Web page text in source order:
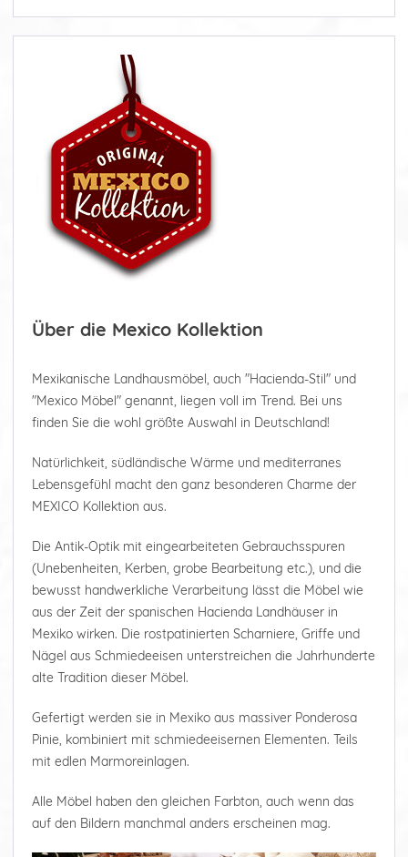
Über die Mexico Kollektion
Mexikanische Landhausmöbel, auch "Hacienda-Stil" und
"Mexico Möbel" genannt, liegen voll im Trend. Bei uns
finden Sie die wohl größte Auswahl in Deutschland!
Natürlichkeit, südländische Wärme und mediterranes
Lebensgefühl macht den ganz besonderen Charme der
MEXICO Kollektion aus.
Die Antik-Optik mit eingearbeiteten Gebrauchsspuren
(Unebenheiten, Kerben, grobe Bearbeitung etc.), und die
bewusst handwerkliche Verarbeitung lässt die Möbel wie
aus der Zeit der spanischen Hacienda Landhäuser in
Mexiko wirken. Die rostpatinierten Scharniere, Griffe und
Nägel aus Schmiedeeisen unterstreichen die Jahrhunderte
alte Tradition dieser Möbel.
Gefertigt werden sie in Mexiko aus massiver Ponderosa
Pinie, kombiniert mit schmiedeeisernen Elementen. Teils
mit edlen Marmoreinlagen.
Alle Möbel haben den gleichen Farbton, auch wenn das
auf den Bildern manchmal anders erscheinen mag.